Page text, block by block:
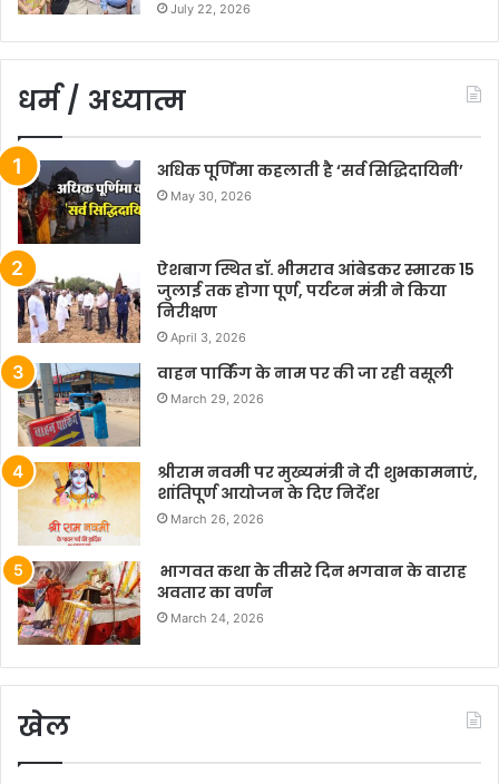
July 22, 2026
धर्म / अध्यात्म
अधिक पूर्णिमा कहलाती है ‘सर्व सिद्धिदायिनी’
May 30, 2026
ऐशबाग स्थित डॉ. भीमराव आंबेडकर स्मारक 15
जुलाई तक होगा पूर्ण, पर्यटन मंत्री ने किया
निरीक्षण
April 3, 2026
वाहन पार्किंग के नाम पर की जा रही वसूली
March 29, 2026
श्रीराम नवमी पर मुख्यमंत्री ने दी शुभकामनाएं,
शांतिपूर्ण आयोजन के दिए निर्देश
March 26, 2026
भागवत कथा के तीसरे दिन भगवान के वाराह
अवतार का वर्णन
March 24, 2026
खेल